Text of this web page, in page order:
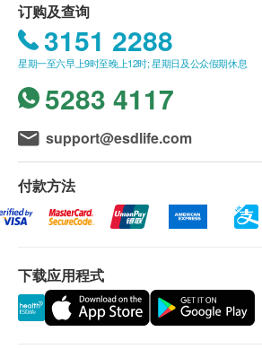
功效
「DHA & EPA活脑补眼鱼油」
保持新鲜，令身体有效吸收优质
展、眼睛及血管健康的DHA。
含500 mg 提炼自优质吞拿鱼鱼
配合高效抗氧化成分「橄榄叶精
免受氧化，锁住鱼油营养。
适合关注脑部及眼睛健康人士。
采用FANCL 独特「自我乳化技
被身体吸收。
主要成份
含DHA 精制鱼油、橄榄叶精华
订购及查询
3151 2288
星期一至六早上9时至晚上12时; 星期日及公众假期休息
5283 4117
support@esdlife.com
付款方法
下载应用程式